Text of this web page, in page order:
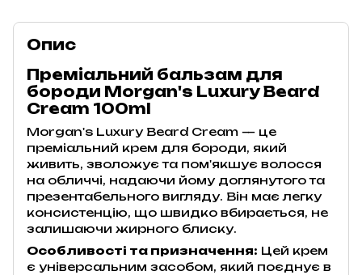
Опис
Преміальний бальзам для
бороди Morgan's Luxury Beard
Cream 100ml
Morgan's Luxury Beard Cream — це
преміальний крем для бороди, який
живить, зволожує та пом'якшує волосся
на обличчі, надаючи йому доглянутого та
презентабельного вигляду. Він має легку
консистенцію, що швидко вбирається, не
залишаючи жирного блиску.
Особливості та призначення: Цей крем
є універсальним засобом, який поєднує в